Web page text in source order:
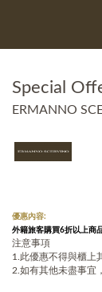
Special
ERMANNO
優惠內容:
外籍旅客購買6折以上商
注意事項
1.此優惠不得與櫃上
2.如有其他未盡事宜